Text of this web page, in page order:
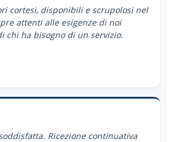
cortesi, disponibili e scrupolosi nel
attenti alle esigenze di noi
chi ha bisogno di un servizio.
Ricezione continuativa